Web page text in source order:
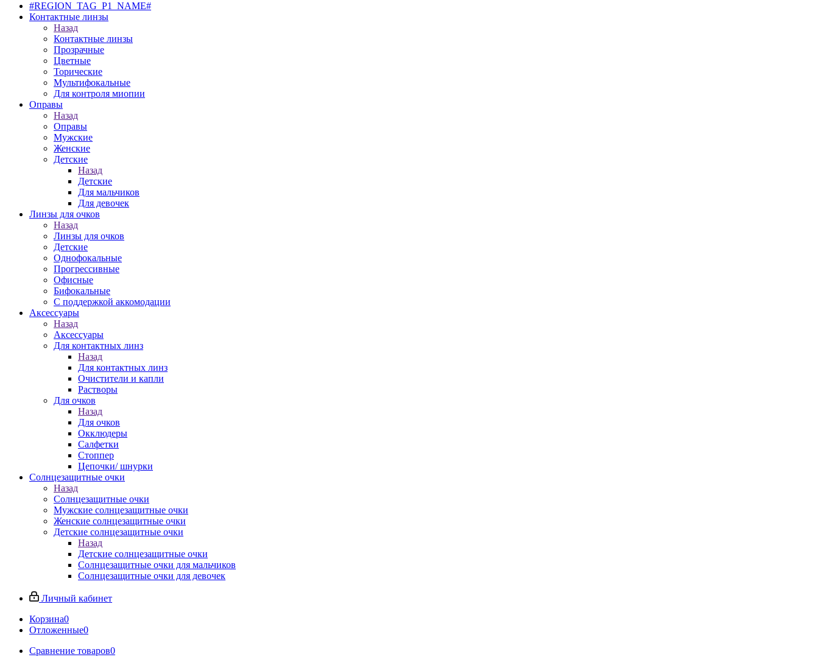
#REGION_TAG_P1_NAME#
Контактные линзы
Назад
Контактные линзы
Прозрачные
Цветные
Торические
Мультифокальные
Для контроля миопии
Оправы
Назад
Оправы
Мужские
Женские
Детские
Назад
Детские
Для мальчиков
Для девочек
Линзы для очков
Назад
Линзы для очков
Детские
Однофокальные
Прогрессивные
Офисные
Бифокальные
С поддержкой аккомодации
Аксессуары
Назад
Аксессуары
Для контактных линз
Назад
Для контактных линз
Очистители и капли
Растворы
Для очков
Назад
Для очков
Окклюдеры
Салфетки
Стоппер
Цепочки/ шнурки
Солнцезащитные очки
Назад
Солнцезащитные очки
Мужские солнцезащитные очки
Женские солнцезащитные очки
Детские солнцезащитные очки
Назад
Детские солнцезащитные очки
Солнцезащитные очки для мальчиков
Солнцезащитные очки для девочек
Личный кабинет
Корзина0
Отложенные0
Сравнение товаров0